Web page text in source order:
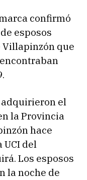
confirmó
esposos
que
adquirieron el
la Provincia
hace
UCI del
Los esposos
la noche de